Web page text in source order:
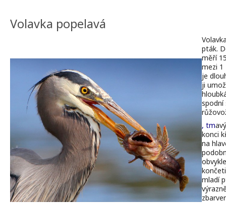
Volavka popelavá
pták.
měří
mezi 1
je
ji
spodní
, tm
konci
na
obvykle
mladí